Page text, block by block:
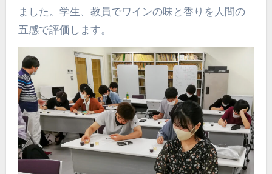
ました。学生、教員でワインの味と香りを人間の
五感で評価します。